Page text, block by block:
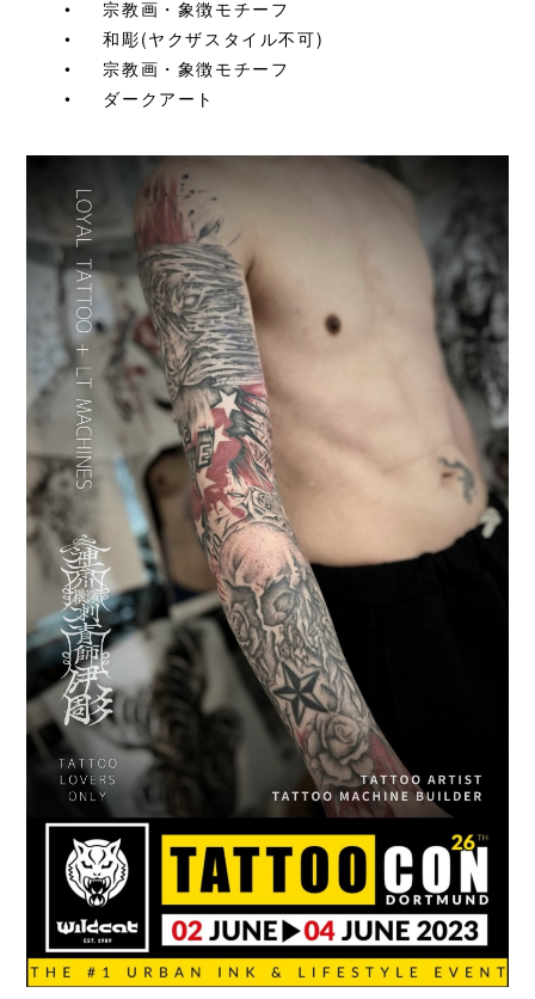
•
宗教画・象徴モチーフ
•
和彫(ヤクザスタイル不可)
•
宗教画・象徴モチーフ
•
ダークアート